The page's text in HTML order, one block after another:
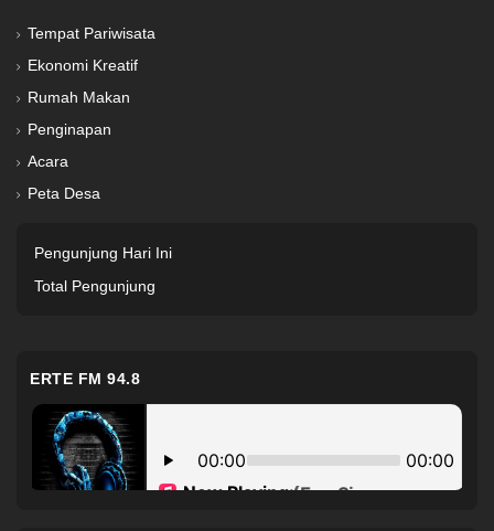
Tempat Pariwisata
Ekonomi Kreatif
Rumah Makan
Penginapan
Acara
Peta Desa
Pengunjung Hari Ini
Total Pengunjung
ERTE FM 94.8